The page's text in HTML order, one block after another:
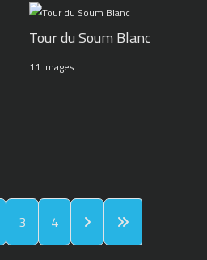
Tour du Soum Blanc
11 Images
3 4